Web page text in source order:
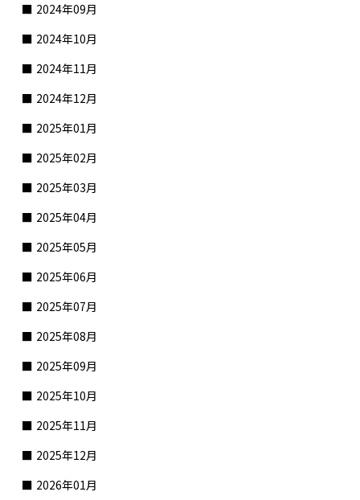
2024年09月
2024年10月
2024年11月
2024年12月
2025年01月
2025年02月
2025年03月
2025年04月
2025年05月
2025年06月
2025年07月
2025年08月
2025年09月
2025年10月
2025年11月
2025年12月
2026年01月